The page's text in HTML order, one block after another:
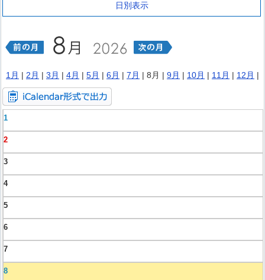
日別表示
1月 | 2月 | 3月 | 4月 | 5月 | 6月 | 7月 | 8月 | 9月 | 10月 | 11月 | 12月 |
1
2
3
4
5
6
7
8